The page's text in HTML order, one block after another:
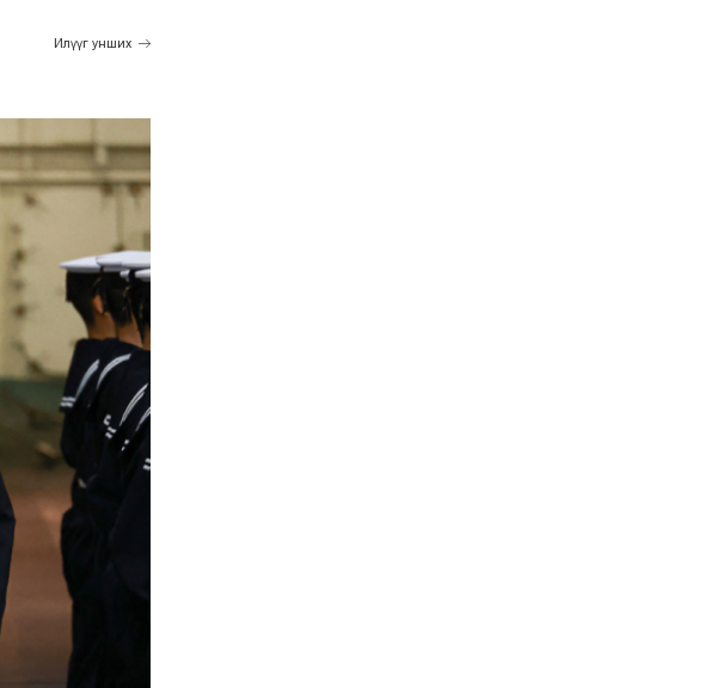
Илүүг унших